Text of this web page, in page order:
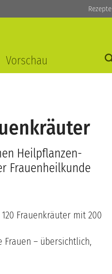
Rezepte
Vorschau
Heilpflanzen-
Frauenheilkunde
Frauenkräuter mit 200
Frauen – übersichtlich,